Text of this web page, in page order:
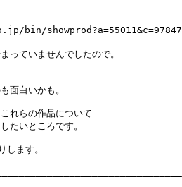
bin/
っていませんでしたので。
面白いかも。
れらの作品について
たいところです。
ます。